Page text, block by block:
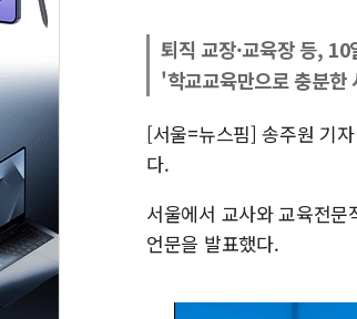
퇴직 교장·교육장 등,
'학교교육만으로 충분한
[서울=뉴스핌] 송주원 기
다.
서울에서 교사와 교육전
언문을 발표했다.